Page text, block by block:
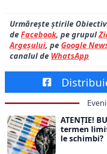
Urmărește știrile
deFacebook, pe grupul
Argeșului, pe Google
canalul de WhatsApp
ATENȚIE!
termen
le schimbi?